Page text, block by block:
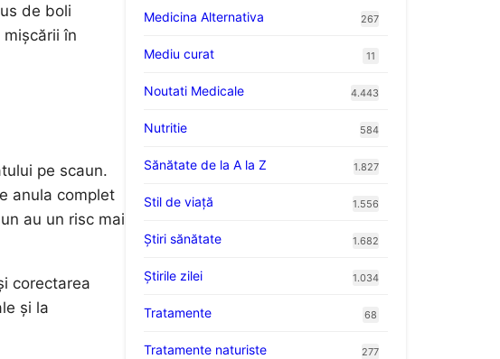
de boli
în
pe scaun.
anula complet
au un risc mai
corectarea
și la
Medicina Alternativa 267
Mediu curat 11
Noutati Medicale 4.443
Nutritie 584
Sănătate de la A la Z 1.827
Stil de viaţă 1.556
Ştiri sănătate 1.682
Știrile zilei 1.034
Tratamente 68
Tratamente naturiste 277